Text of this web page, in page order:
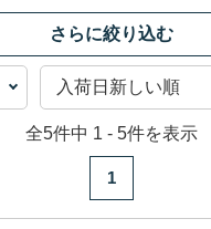
全5件中 1 - 5件を表示
1